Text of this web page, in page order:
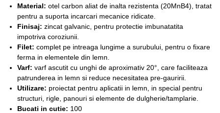
Material: otel carbon aliat de inalta rezistenta (20MnB4), tratat
pentru a suporta incarcari mecanice ridicate.
Finisaj: zincat galvanic, pentru protectie imbunatatita
impotriva coroziunii.
Filet: complet pe intreaga lungime a surubului, pentru o fixare
ferma in elementele din lemn.
Varf: varf ascutit cu unghi de aproximativ 20°, care faciliteaza
patrunderea in lemn si reduce necesitatea pre-gauririi.
Utilizare: proiectat pentru aplicatii in lemn, in special pentru
structuri, rigle, panouri si elemente de dulgherie/tamplarie.
Bucati in cutie: 100